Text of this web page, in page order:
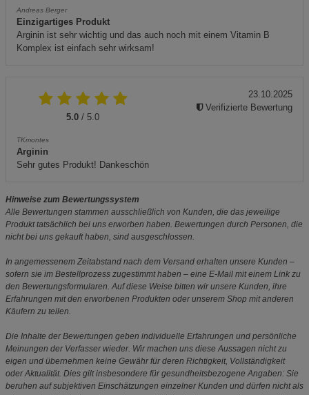
Andreas Berger
Einzigartiges Produkt
Arginin ist sehr wichtig und das auch noch mit einem Vitamin B
Komplex ist einfach sehr wirksam!
5.0 / 5.0
TKmontes
Arginin
Sehr gutes Produkt! Dankeschön
23.10.2025
Verifizierte Bewertung
Hinweise zum Bewertungssystem
Alle Bewertungen stammen ausschließlich von Kunden, die das jeweilige
Produkt tatsächlich bei uns erworben haben. Bewertungen durch Personen, die
nicht bei uns gekauft haben, sind ausgeschlossen.
In angemessenem Zeitabstand nach dem Versand erhalten unsere Kunden –
sofern sie im Bestellprozess zugestimmt haben – eine E-Mail mit einem Link zu
den Bewertungsformularen. Auf diese Weise bitten wir unsere Kunden, ihre
Erfahrungen mit den erworbenen Produkten oder unserem Shop mit anderen
Käufern zu teilen.
Die Inhalte der Bewertungen geben individuelle Erfahrungen und persönliche
Meinungen der Verfasser wieder. Wir machen uns diese Aussagen nicht zu
eigen und übernehmen keine Gewähr für deren Richtigkeit, Vollständigkeit
oder Aktualität. Dies gilt insbesondere für gesundheitsbezogene Angaben: Sie
beruhen auf subjektiven Einschätzungen einzelner Kunden und dürfen nicht als